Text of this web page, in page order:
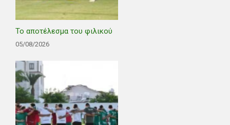
Το αποτέλεσμα του φιλικού
05/08/2026